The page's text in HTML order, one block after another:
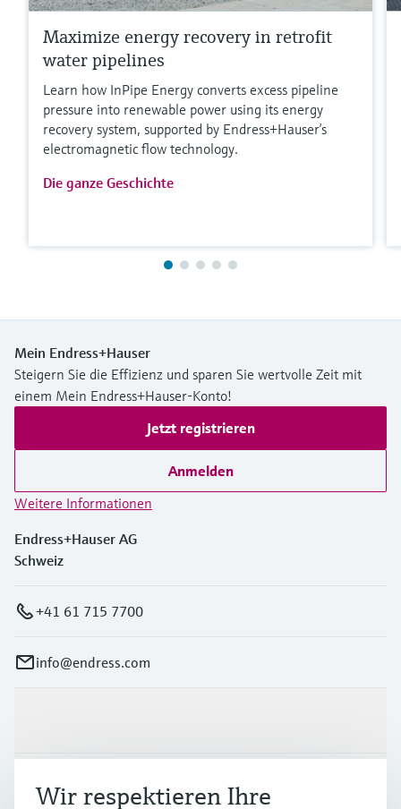
Maximize energy recovery in retrofit
water pipelines
Learn how InPipe Energy converts excess pipeline
pressure into renewable power using its energy
recovery system, supported by Endress+Hauser’s
electromagnetic flow technology.
Die ganze Geschichte
Mein Endress+Hauser
Steigern Sie die Effizienz und sparen Sie wertvolle Zeit mit
einem Mein Endress+Hauser-Konto!
Jetzt registrieren
Anmelden
Weitere Informationen
Endress+Hauser AG
Schweiz
+41 61 715 7700
info@endress.com
Branchen
Wir respektieren Ihre